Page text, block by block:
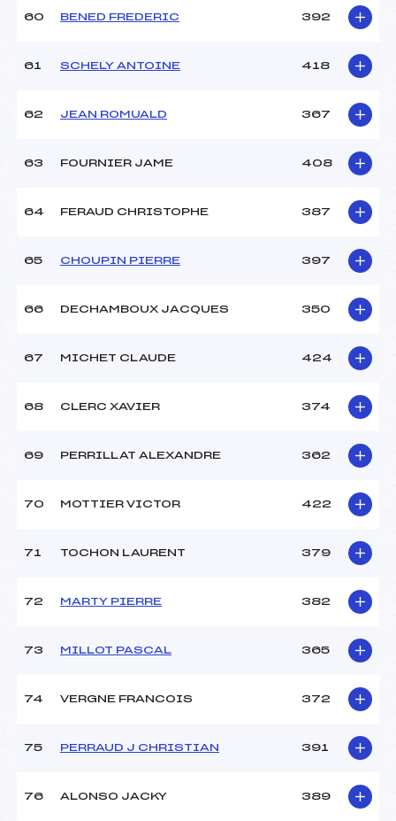
60 BENED FREDERIC 392
61 SCHELY ANTOINE 418
62 JEAN ROMUALD 367
63 FOURNIER JAME 408
64 FERAUD CHRISTOPHE 387
65 CHOUPIN PIERRE 397
66 DECHAMBOUX JACQUES 350
67 MICHET CLAUDE 424
68 CLERC XAVIER 374
69 PERRILLAT ALEXANDRE 362
70 MOTTIER VICTOR 422
71 TOCHON LAURENT 379
72 MARTY PIERRE 382
73 MILLOT PASCAL 365
74 VERGNE FRANCOIS 372
75 PERRAUD J CHRISTIAN 391
76 ALONSO JACKY 389